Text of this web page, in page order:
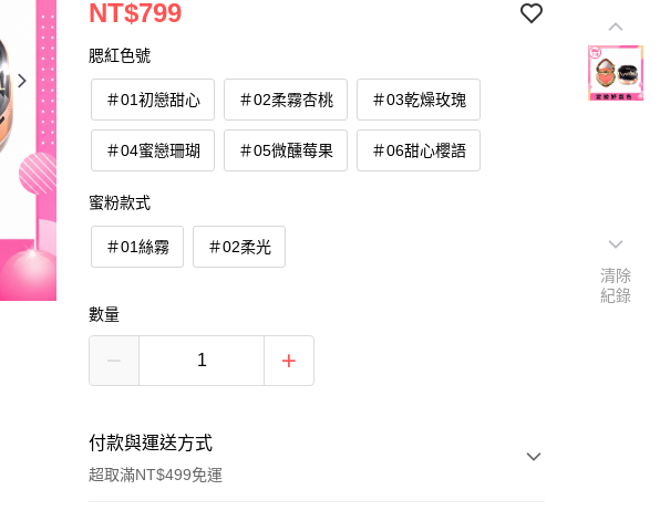
NT$799
腮紅色號
＃01初戀甜心 ＃02柔霧杏桃 ＃03乾燥玫瑰
＃04蜜戀珊瑚 ＃05微醺莓果 ＃06甜心櫻語
蜜粉款式
＃01絲霧 ＃02柔光
數量
付款與運送方式
超取滿NT$499免運
清除
紀錄